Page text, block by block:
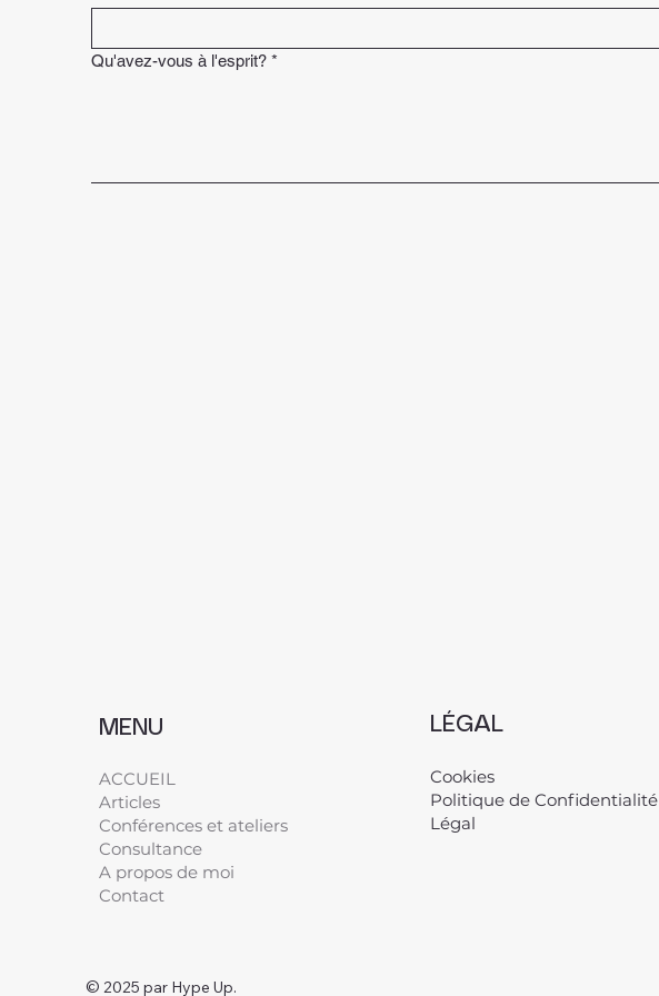
Qu'avez-vous à l'esprit? *
LÉGAL
Cookies
Politique de Confidentialité
Légal
MENU
ACCUEIL
Articles
Conférences et ateliers
Consultance
A propos de moi
Contact
© 2025 par Hype Up.